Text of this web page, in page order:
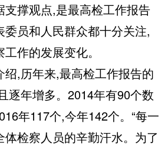
支撑观点,是最高检工作报告
委员和人民群众都十分关注,
作的发展变化。
,历年来,最高检工作报告的
逐年增多。2014年有90个数
年117个,今年142个。“每一
检察人员的辛勤汗水。为了